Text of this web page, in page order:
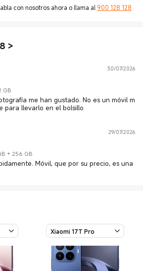
con nosotros ahora o llama al 900 128 128
>
30/07/2026
GB
me han gustado. No es un móvil m
para llevarlo en el bolsillo
29/07/2026
+ 256 GB
Móvil, que por su precio, es una
Xiaomi 17T Pro